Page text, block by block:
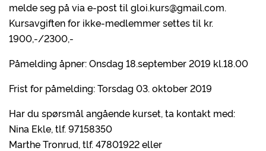
melde seg på via e-post til gloi.kurs@gmail.com.
Kursavgiften for ikke-medlemmer settes til kr.
1900,-/2300,-
Påmelding åpner: Onsdag 18.september 2019 kl.18.00
Frist for påmelding: Torsdag 03. oktober 2019
Har du spørsmål angående kurset, ta kontakt med:
Nina Ekle, tlf. 97158350
Marthe Tronrud, tlf. 47801922 eller